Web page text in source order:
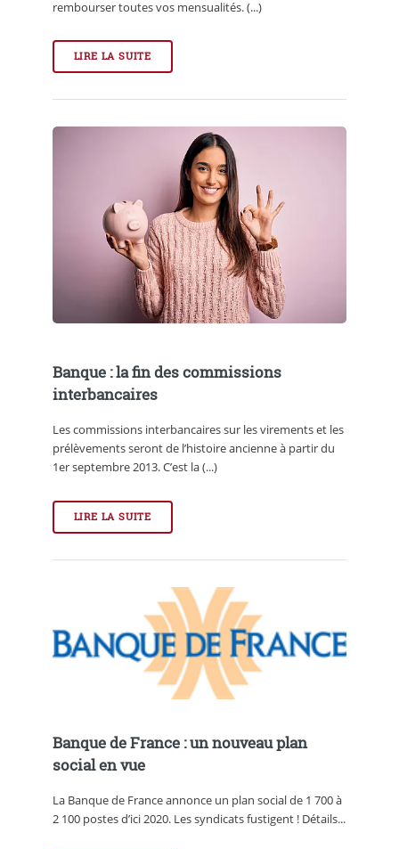
rembourser toutes vos mensualités. (...)
LIRE LA SUITE
Banque : la fin des commissions
interbancaires
Les commissions interbancaires sur les virements et les
prélèvements seront de l’histoire ancienne à partir du
1er septembre 2013. C’est la (...)
LIRE LA SUITE
Banque de France : un nouveau plan
social en vue
La Banque de France annonce un plan social de 1 700 à
2 100 postes d’ici 2020. Les syndicats fustigent ! Détails...